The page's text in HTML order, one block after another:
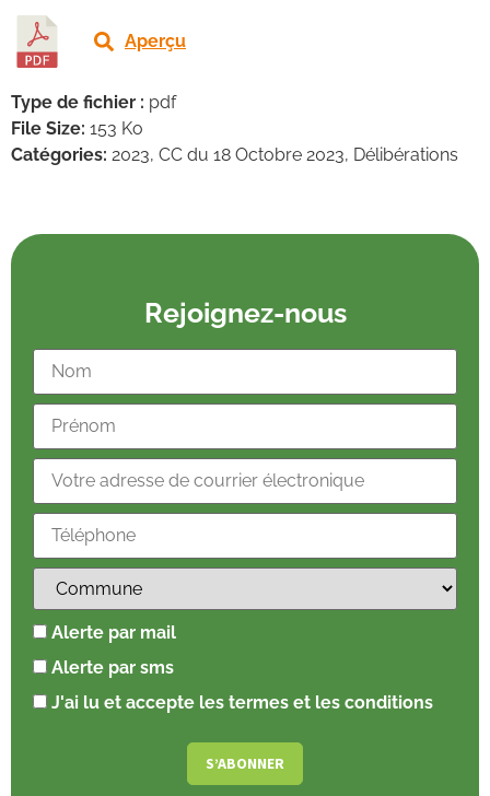
Aperçu
Type de fichier : pdf
File Size: 153 Ko
Catégories: 2023, CC du 18 Octobre 2023, Délibérations
Rejoignez-nous
Alerte par mail
Alerte par sms
J'ai lu et accepte les termes et les conditions